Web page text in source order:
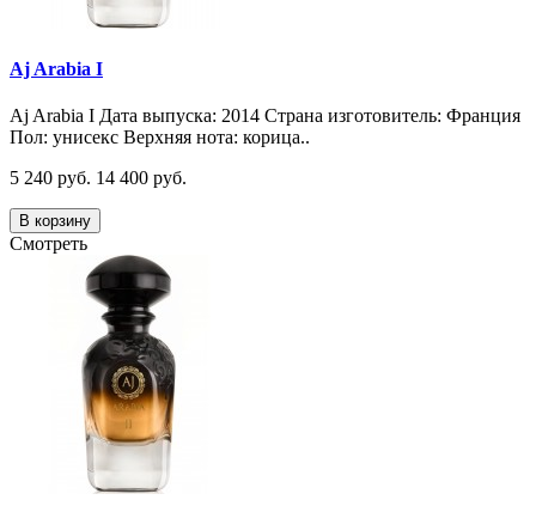
Aj Arabia I
Aj Arabia I Дата выпуска: 2014 Страна изготовитель: Франция
Пол: унисекс Верхняя нота: корица..
5 240 руб. 14 400 руб.
В корзину
Смотреть